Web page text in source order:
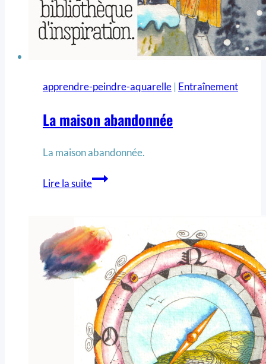
apprendre-peindre-aquarelle | Entraînement
La maison abandonnée
La maison abandonnée.
Lire la suite